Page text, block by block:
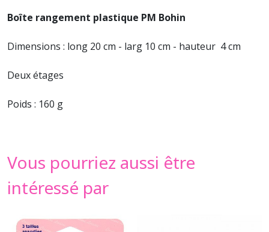
Boîte rangement plastique PM Bohin
Dimensions : long 20 cm - larg 10 cm - hauteur 4cm
Deux étages
Poids : 160 g
Vous pourriez aussi être
intéressé par